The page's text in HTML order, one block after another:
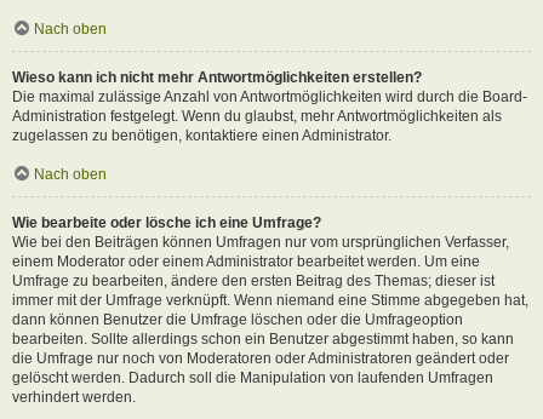
Nach oben
Wieso kann ich nicht mehr Antwortmöglichkeiten erstellen?
Die maximal zulässige Anzahl von Antwortmöglichkeiten wird durch die Board-
Administration festgelegt. Wenn du glaubst, mehr Antwortmöglichkeiten als
zugelassen zu benötigen, kontaktiere einen Administrator.
Nach oben
Wie bearbeite oder lösche ich eine Umfrage?
Wie bei den Beiträgen können Umfragen nur vom ursprünglichen Verfasser,
einem Moderator oder einem Administrator bearbeitet werden. Um eine
Umfrage zu bearbeiten, ändere den ersten Beitrag des Themas; dieser ist
immer mit der Umfrage verknüpft. Wenn niemand eine Stimme abgegeben hat,
dann können Benutzer die Umfrage löschen oder die Umfrageoption
bearbeiten. Sollte allerdings schon ein Benutzer abgestimmt haben, so kann
die Umfrage nur noch von Moderatoren oder Administratoren geändert oder
gelöscht werden. Dadurch soll die Manipulation von laufenden Umfragen
verhindert werden.